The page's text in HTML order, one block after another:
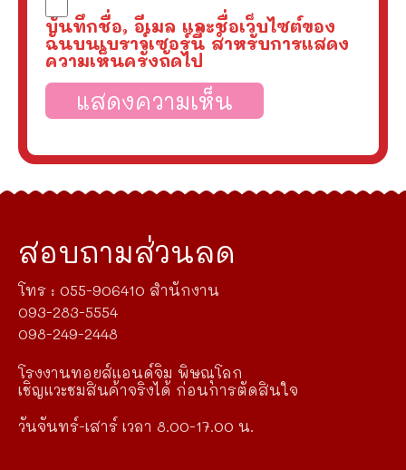
บันทึกชื่อ, อีเมล และชื่อเว็บไซต์ของ
ฉันบนเบราว์เซอร์นี้ สำหรับการแสดง
ความเห็นครั้งถัดไป
สอบถามส่วนลด
โทร : 055-906410 สำนักงาน
093-283-5554
098-249-2448
โรงงานทอยส์แอนด์จิม พิษณุโลก
เชิญแวะชมสินค้าจริงได้ ก่อนการตัดสินใจ
วันจันทร์-เสาร์ เวลา 8.00-17.00 น.